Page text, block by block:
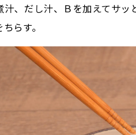
汁、だし汁、Ｂを加えてサ
らす。